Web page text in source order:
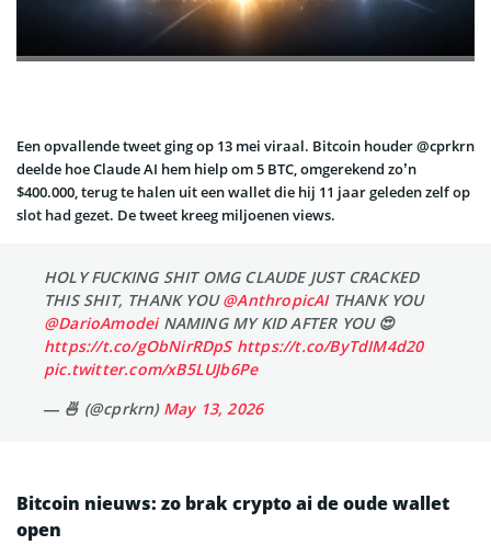
Een opvallende tweet ging op 13 mei viraal. Bitcoin houder @cprkrn
deelde hoe Claude AI hem hielp om 5 BTC, omgerekend zo’n
$400.000, terug te halen uit een wallet die hij 11 jaar geleden zelf op
slot had gezet. De tweet kreeg miljoenen views.
HOLY FUCKING SHIT OMG CLAUDE JUST CRACKED
THIS SHIT, THANK YOU@AnthropicAITHANK YOU
@DarioAmodeiNAMING MY KID AFTER YOU 😍
https://t.co/gObNirRDpS https://t.co/ByTdIM4d20
pic.twitter.com/xB5LUJb6Pe
— 🍜 (@cprkrn) May 13, 2026
Bitcoin nieuws: zo brak crypto ai de oude wallet
open